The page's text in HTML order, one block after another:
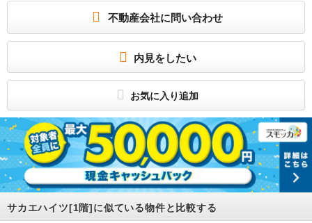
内装リフォーム済でおしゃれな内観です！うれしい広々LDKに、収納もたっぷり！
駐車場も1台込みで家計にも嬉しい家賃設定です♪車で少し行けばお買い物スポット
所属団体
（公社）全日本不動産協会熊本県本部会員
不動産会社に問い合わせ
内見をしたい
お気に入り追加
サカエハイツ[1階]に似ている物件と比較する